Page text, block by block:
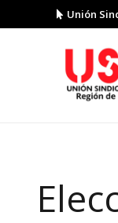
Unión